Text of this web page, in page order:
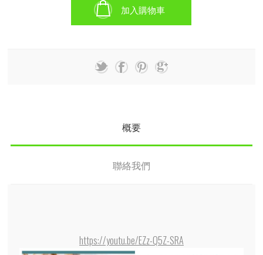
加入購物車
概要
聯絡我們
https://youtu.be/EZz-Q5Z-SRA